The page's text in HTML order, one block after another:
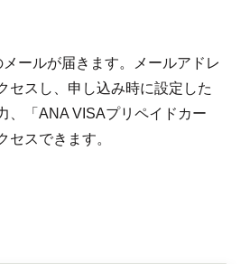
ールが届きます。メールアドレ
セスし、申し込み時に設定した
、「ANA VISAプリペイドカー
セスできます。